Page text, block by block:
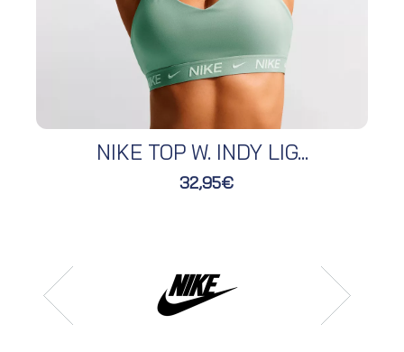
NIKE TOP W. INDY LIG...
32,95€